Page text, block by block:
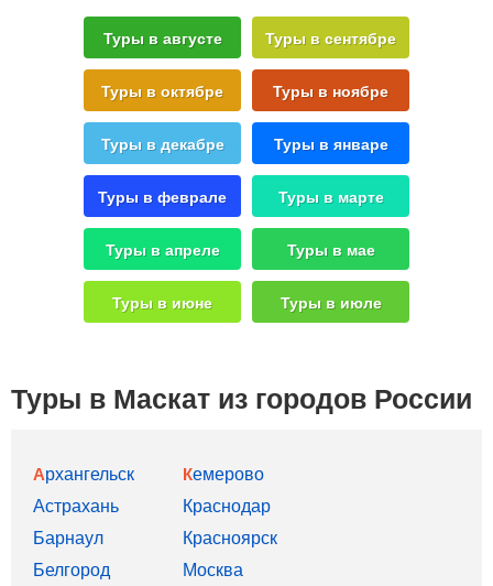
Туры в августе Туры в сентябре
Туры в октябре Туры в ноябре
Туры в декабре Туры в январе
Туры в феврале Туры в марте
Туры в апреле Туры в мае
Туры в июне Туры в июле
Туры в Маскат из городов России
Архангельск
Астрахань
Барнаул
Белгород
Кемерово
Краснодар
Красноярск
Москва